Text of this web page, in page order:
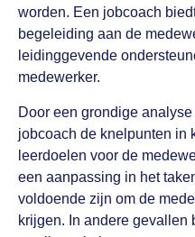
worden. Een jobcoach
begeleiding aan de
leidinggevende
medewerker.
Door een grondige
jobcoach de knelpunten in
leerdoelen voor de
een aanpassing in het
voldoende zijn om de
krijgen. In andere gevallen